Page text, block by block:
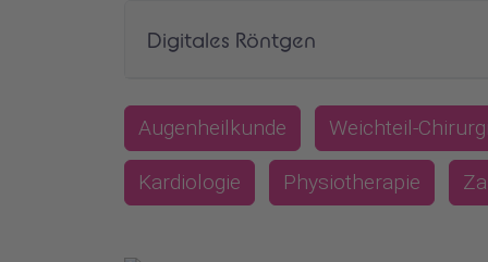
Digitales Röntgen
Augenheilkunde Weichteil-
Kardiologie Physiotherapie